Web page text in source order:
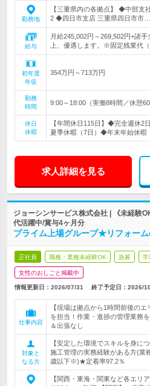
勤務地
【三重県内の各拠点】 ◆中部支
2 ◆四日市支店 三重県四日市市…
給与
月給245,002円～269,502円+諸
上、優遇します。※固定残業代
初年度
年収
354万円～713万円
勤務
時間
9:00～18:00（実働8時間／休憩
休日
休暇
【年間休日115日】◆完全週休
夏季休暇（7日）◆年末年始休暇
求人詳細を見る
ジョーシンサービス株式会社 | 《未経験
代活躍中/賞与4ヶ月分
プライム上場グループ★リフォーム
正社員 職種・業種未経験OK 急募 学
女性のおしごと掲載中
情報更新日：2026/07/31 終了予定日： 2026/
仕事内容
【現場は拠点から1時間前後の
を担当！作業・進捗の管理業務
＆出張なし
対象と
なる方
【安定した環境でスキルを身
施工管理の実務経験がある方(業
歳以下※)★定着率97.2％
【関西・東海・関東など各エリ